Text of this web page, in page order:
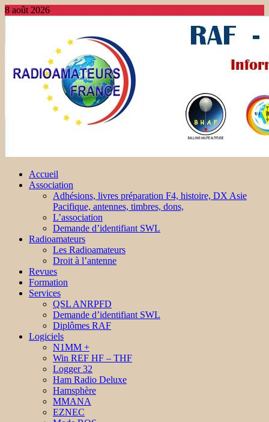
8 août 2026
Accueil
Association
Adhésions, livres préparation F4, histoire, DX Asie
Pacifique, antennes, timbres, dons,
L’association
Demande d’identifiant SWL
Radioamateurs
Les Radioamateurs
Droit à l’antenne
Revues
Formation
Services
QSL ANRPFD
Demande d’identifiant SWL
Diplômes RAF
Logiciels
N1MM +
Win REF HF – THF
Logger 32
Ham Radio Deluxe
Hamsphère
MMANA
EZNEC